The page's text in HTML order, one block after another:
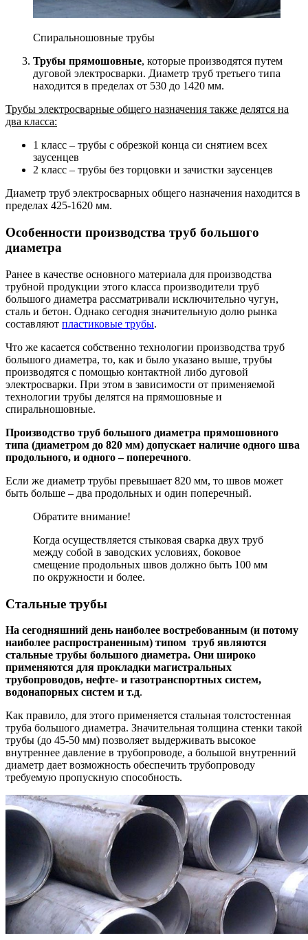
Спиральношовные трубы
Трубы прямошовные, которые производятся путем
дуговой электросварки. Диаметр труб третьего типа
находится в пределах от 530 до 1420 мм.
Трубы электросварные общего назначения также делятся на
два класса:
1 класс – трубы с обрезкой конца си снятием всех
заусенцев
2 класс – трубы без торцовки и зачистки заусенцев
Диаметр труб электросварных общего назначения находится в
пределах 425-1620 мм.
Особенности производства труб большого
диаметра
Ранее в качестве основного материала для производства
трубной продукции этого класса производители труб
большого диаметра рассматривали исключительно чугун,
сталь и бетон. Однако сегодня значительную долю рынка
составляют пластиковые трубы.
Что же касается собственно технологии производства труб
большого диаметра, то, как и было указано выше, трубы
производятся с помощью контактной либо дуговой
электросварки. При этом в зависимости от применяемой
технологии трубы делятся на прямошовные и
спиральношовные.
Производство труб большого диаметра прямошовного
типа (диаметром до 820 мм) допускает наличие одного шва
продольного, и одного – поперечного.
Если же диаметр трубы превышает 820 мм, то швов может
быть больше – два продольных и один поперечный.
Обратите внимание!
Когда осуществляется стыковая сварка двух труб
между собой в заводских условиях, боковое
смещение продольных швов должно быть 100 мм
по окружности и более.
Стальные трубы
На сегодняшний день наиболее востребованным (и потому
наиболее распространенным) типом труб являются
стальные трубы большого диаметра. Они широко
применяются для прокладки магистральных
трубопроводов, нефте- и газотранспортных систем,
водонапорных систем и т.д.
Как правило, для этого применяется стальная толстостенная
труба большого диаметра. Значительная толщина стенки такой
трубы (до 45-50 мм) позволяет выдерживать высокое
внутреннее давление в трубопроводе, а большой внутренний
диаметр дает возможность обеспечить трубопроводу
требуемую пропускную способность.